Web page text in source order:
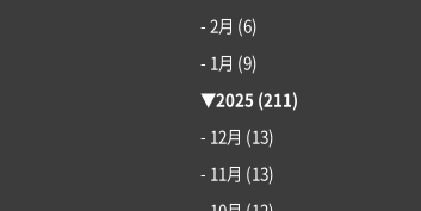
- 2月 (6)
- 1月 (9)
▼2025 (211)
- 12月 (13)
- 11月 (13)